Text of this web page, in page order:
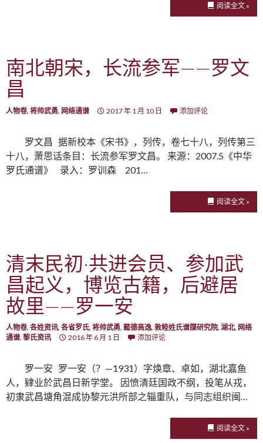
阅读全文 »
南北朝宋，长流参军——罗文
昌
人物卷, 将帅武勇, 网络通谱 2017 年 1 月 10 日 添加评论
罗文昌 据新校本《宋书》，列传，卷七十八，列传第三
十八，萧思话条目：长流参军罗文昌。 来源：2007.5《中华
罗氏通谱》 录入：罗训森 201…
阅读全文 »
清末民初·共进会员、参加武
昌起义，博览古籍，后避居
故里——罗一安
人物卷, 各姓资讯, 各省罗氏, 将帅武勇, 懿德高逸, 敦睦姓氏谱牒研究院, 湖北, 网络
通谱, 黎氏资讯 2016 年 6 月 1 日 添加评论
罗一安 罗一安（？—1931）字焕章、卓如，湖北嘉鱼
人，肄业於武昌日新学堂。 因愤清廷国政不纲，投笔从戎，
初隶武昌塘角混成协黎元洪所部之辎重队，与同志组织闽…
阅读全文 »